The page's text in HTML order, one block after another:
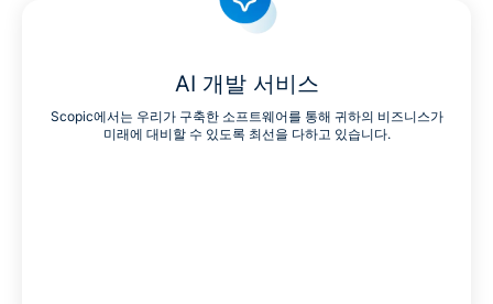
AI 개발 서비스
Scopic에서는 우리가 구축한 소프트웨어를 통해 귀하의 비즈니스가
미래에 대비할 수 있도록 최선을 다하고 있습니다.